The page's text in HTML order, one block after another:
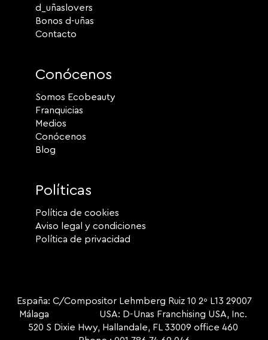
d_uñaslovers
Bonos d-uñas
Contacto
Conócenos
Somos Ecobeauty
Franquicias
Medios
Conócenos
Blog
Políticas
Política de cookies
Aviso legal y condiciones
Política de privacidad
España: C/Compositor Lehmberg Ruiz 10 2º L13 29007
Málaga USA: D-Unas Franchising USA, Inc.
520 S Dixie Hwy, Hallandale, FL 33009 office 460